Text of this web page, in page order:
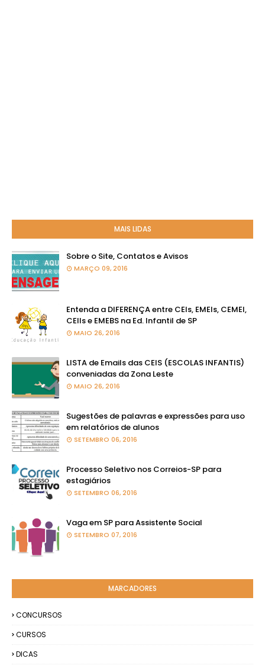
MAIS LIDAS
Sobre o Site, Contatos e Avisos
MARÇO 09, 2016
Entenda a DIFERENÇA entre CEIs, EMEIs, CEMEI,
CEIIs e EMEBS na Ed. Infantil de SP
MAIO 26, 2016
LISTA de Emails das CEIS (ESCOLAS INFANTIS)
conveniadas da Zona Leste
MAIO 26, 2016
Sugestões de palavras e expressões para uso
em relatórios de alunos
SETEMBRO 06, 2016
Processo Seletivo nos Correios-SP para
estagiários
SETEMBRO 06, 2016
Vaga em SP para Assistente Social
SETEMBRO 07, 2016
MARCADORES
CONCURSOS
CURSOS
DICAS